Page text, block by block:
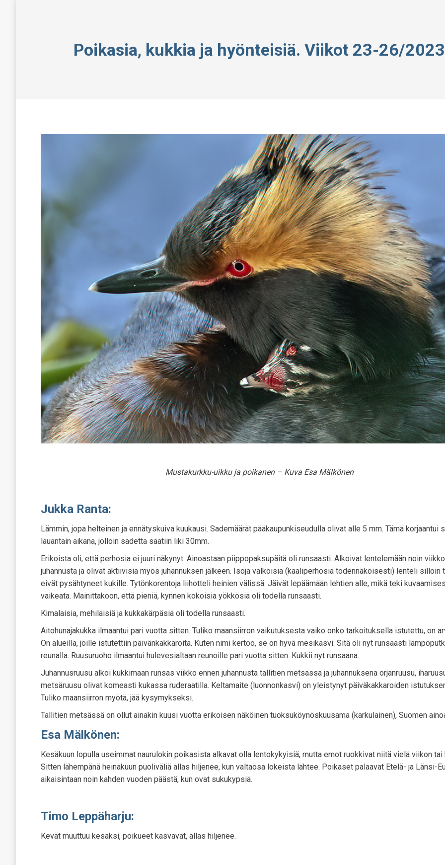
Poikasia, kukkia ja hyönteisiä. Viikot 23-26/2023
Mustakurkku-uikku ja poikanen – Kuva Esa Mälkönen
Jukka Ranta:
Lämmin, jopa helteinen ja ennätyskuiva kuukausi. Sademäärät pääkaupunkiseudulla olivat alle 5 mm. Tämä korjaantui
lauantain aikana, jolloin sadetta saatiin liki 30mm.
Erikoista oli, että perhosia ei juuri näkynyt. Ainoastaan piippopaksupäitä oli runsaasti. Alkoivat lentelemään noin
juhannusta ja olivat aktiivisia myös juhannuksen jälkeen. Isoja valkoisia (kaaliperhosia todennäköisesti) lenteli silloin
eivät pysähtyneet kukille. Tytönkorentoja liihotteli heinien välissä. Jäivät lepäämään lehtien alle, mikä teki
vaikeata. Mainittakoon, että pieniä, kynnen kokoisia yökkösiä oli todella runsaasti.
Kimalaisia, mehiläisiä ja kukkakärpäsiä oli todella runsaasti.
Aitohunajakukka ilmaantui pari vuotta sitten. Tuliko maansiirron vaikutuksesta vaiko onko tarkoituksella istutettu, on
On alueilla, joille istutettiin päivänkakkaroita. Kuten nimi kertoo, se on hyvä mesikasvi. Sitä oli nyt runsaasti
reunalla. Ruusuruoho ilmaantui hulevesialtaan reunoille pari vuotta sitten. Kukkii nyt runsaana.
Juhannusruusu alkoi kukkimaan runsas viikko ennen juhannusta tallitien metsässä ja juhannuksena orjanruusu,
metsäruusu olivat komeasti kukassa ruderaatilla. Keltamaite (luonnonkasvi) on yleistynyt päiväkakkaroiden
Tuliko maansiirron myötä, jää kysymykseksi.
Tallitien metsässä on ollut ainakin kuusi vuotta erikoisen näköinen tuoksuköynöskuusama (karkulainen), Suomen
Esa Mälkönen:
Kesäkuun lopulla useimmat naurulokin poikasista alkavat olla lentokykyisiä, mutta emot ruokkivat niitä vielä viikon tai
Sitten lähempänä heinäkuun puoliväliä allas hiljenee, kun valtaosa lokeista lähtee. Poikaset palaavat Etelä- ja Länsi-
aikaisintaan noin kahden vuoden päästä, kun ovat sukukypsiä.
Timo Leppäharju:
Kevät muuttuu kesäksi, poikueet kasvavat, allas hiljenee.